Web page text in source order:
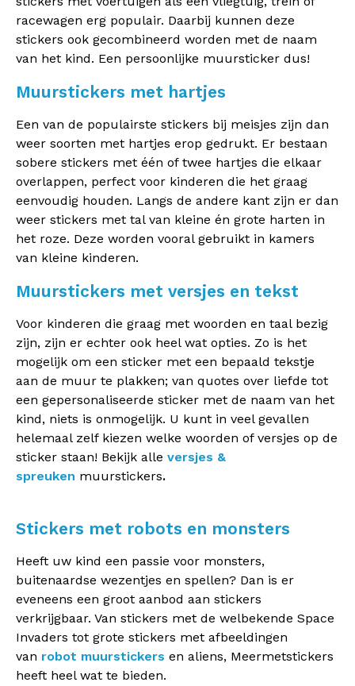
racewagen erg populair. Daarbij kunnen deze
stickers ook gecombineerd worden met de naam
van het kind. Een persoonlijke muursticker dus!
Muurstickers met hartjes
Een van de populairste stickers bij meisjes zijn dan
weer soorten met hartjes erop gedrukt. Er bestaan
sobere stickers met één of twee hartjes die elkaar
overlappen, perfect voor kinderen die het graag
eenvoudig houden. Langs de andere kant zijn er dan
weer stickers met tal van kleine én grote harten in
het roze. Deze worden vooral gebruikt in kamers
van kleine kinderen.
Muurstickers met versjes en tekst
Voor kinderen die graag met woorden en taal bezig
zijn, zijn er echter ook heel wat opties. Zo is het
mogelijk om een sticker met een bepaald tekstje
aan de muur te plakken; van quotes over liefde tot
een gepersonaliseerde sticker met de naam van het
kind, niets is onmogelijk. U kunt in veel gevallen
helemaal zelf kiezen welke woorden of versjes op de
sticker staan! Bekijk alle versjes &
spreuken muurstickers.
Stickers met robots en monsters
Heeft uw kind een passie voor monsters,
buitenaardse wezentjes en spellen? Dan is er
eveneens een groot aanbod aan stickers
verkrijgbaar. Van stickers met de welbekende Space
Invaders tot grote stickers met afbeeldingen
van robot muurstickers en aliens, Meermetstickers
heeft heel wat te bieden.